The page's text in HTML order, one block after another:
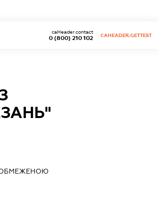
0 (800) 210 102
caHeader.contact
CAHEADER.GETTEST
ОБМЕЖЕНОЮ